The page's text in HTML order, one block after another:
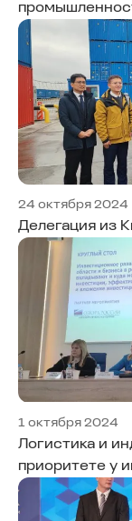
24 октября 2024
Делегация из
1 октября 2024
Логистика и
приоритете у